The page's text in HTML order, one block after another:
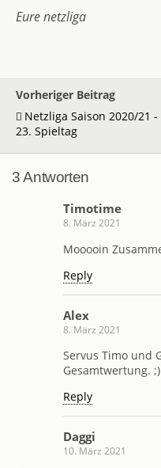
Eure netzliga
Vorheriger Beitrag
Netzliga Saison 2020/21 -
23. Spieltag
3 Antworten
Timotime
8. März 2021
Mooooin
Reply
Alex
8. März 2021
Servus Timo und
Gesamtwertung. ;)
Reply
Daggi
10. März 2021